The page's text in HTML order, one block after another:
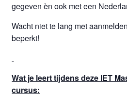
gegeven èn ook met een
Wacht niet te lang met
beperkt!
Wat je leert tijdens deze IET
cursus: